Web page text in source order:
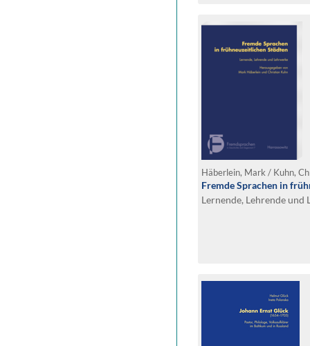
Häberlein, Mark / Kuhn,
Fremde Sprachen in
Lernende, Lehrende und